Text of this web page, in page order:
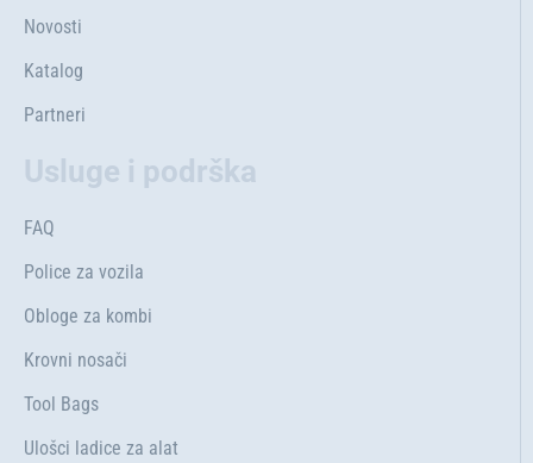
Novosti
Katalog
Partneri
Usluge i podrška
FAQ
Police za vozila
Obloge za kombi
Krovni nosači
Tool Bags
Ulošci ladice za alat